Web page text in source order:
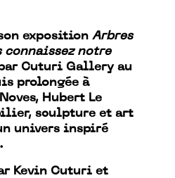
exposition Arbres
connaissez notre
Cuturi Gallery au
prolongée à
Hubert Le
sculpture et art
univers inspiré
Kevin Cuturi et